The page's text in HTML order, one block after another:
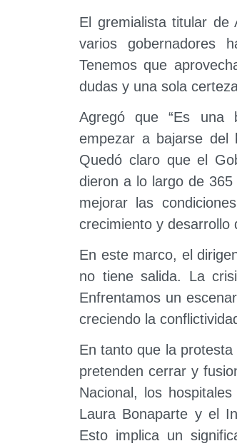
El gremialista titular de
varios gobernadores
Tenemos que
dudas y una sola
Agregó que “Es una
empezar a bajarse del
Quedó claro que el
dieron a lo largo de
mejorar las
crecimiento y desarrollo
En este marco, el
no tiene salida. La
Enfrentamos un
creciendo la
En tanto que la
pretenden cerrar y
Nacional, los
Laura Bonaparte y el
Esto implica un